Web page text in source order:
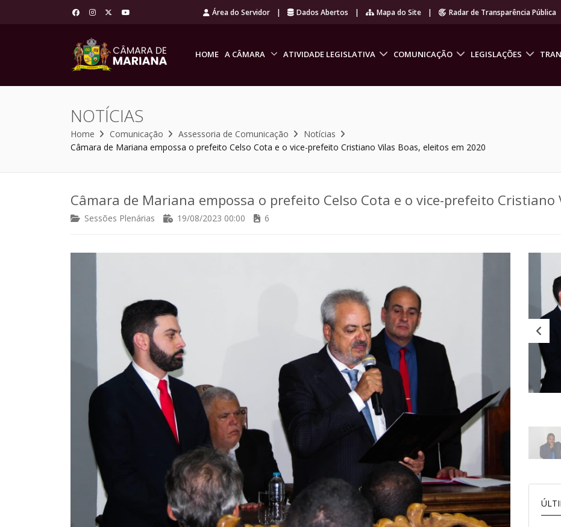
Área do Servidor | Dados Abertos | Mapa do Site | Radar de Transparência Pública
HOME A CÂMARA ATIVIDADE LEGISLATIVA COMUNICAÇÃO LEGISLAÇÕES
NOTÍCIAS
Home Comunicação Assessoria de Comunicação
Notícias
Câmara de Mariana empossa o prefeito Celso Cota e o vice-prefeito Cristiano Vilas Boas, eleitos em 2020
Câmara de Mariana empossa o prefeito Celso Cota e o vice-prefeito Cristiano
Sessões Plenárias 19/08/2023 00:00 6